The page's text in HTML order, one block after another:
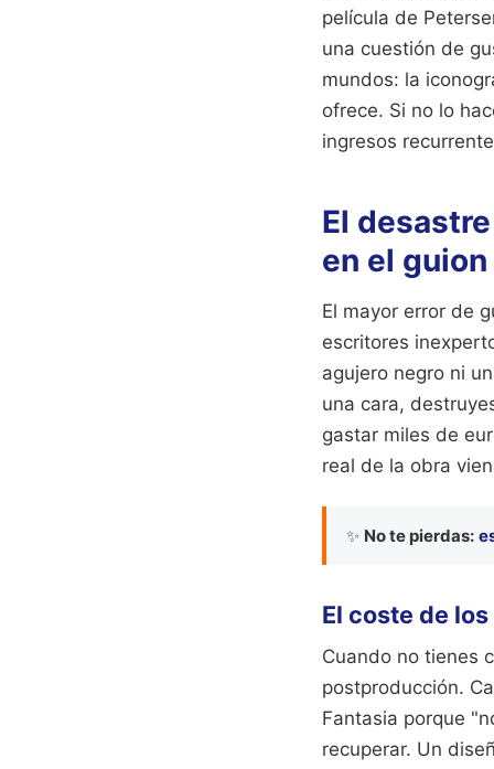
película de
una cuestión de
mundos: la
ofrece. Si no lo
ingresos
El
en el guion
El mayor error de
escritores
agujero negro ni
una cara,
gastar miles de
real de la obra
✨ No te pierdas:
El coste de
Cuando no tienes
postproducción.
Fantasia porque
recuperar. Un